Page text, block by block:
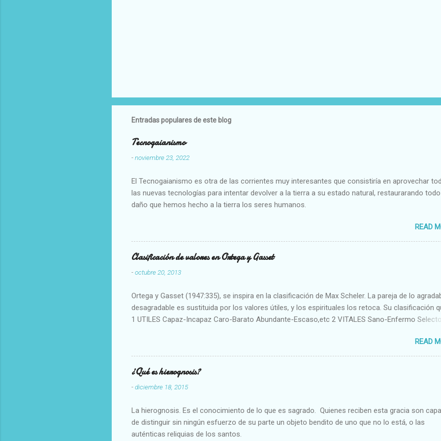
Entradas populares de este blog
Tecnogaianismo
-noviembre 23, 2022
El Tecnogaianismo es otra de las corrientes muy interesantes que consistiría en aprovechar
las nuevas tecnologías para intentar devolver a la tierra a su estado natural, restaurarando
daño que hemos hecho a la tierra los seres humanos.
READ
Clasificación de valores en Ortega y Gasset
-octubre 20, 2013
Ortega y Gasset (1947:335), se inspira en la clasificación de Max Scheler. La pareja de lo
desagradable es sustituida por los valores útiles, y los espirituales los retoca. Su clasificación
1 UTILES Capaz-Incapaz Caro-Barato Abundante-Escaso,etc 2 VITALES Sano-Enfermo
Aproximado Evidente-Probable,etc b) Morales Bueno-malo Bondadoso-malvado Justo-Injusto
Escrupuloso-Relajado Leal-Desleal,etc. d) Estéticos Bello-Feo Gracioso-Tosco Elegante-
Armonioso-Inarmonioso 4 RELIGIOSOS Santo-Pr...
READ
¿Qué es hierognosis?
-diciembre 18, 2015
La hierognosis. Es el conocimiento de lo que es sagrado. Quienes reciben esta gracia son
de distinguir sin ningún esfuerzo de su parte un objeto bendito de uno que no lo está, o las
auténticas reliquias de los santos.